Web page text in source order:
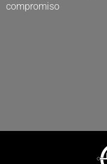
compromiso